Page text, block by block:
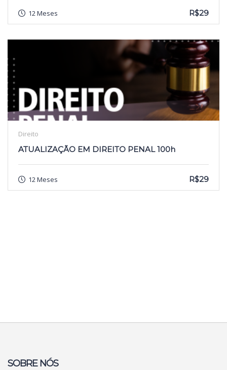
12 Meses R$29
Direito
ATUALIZAÇÃO EM DIREITO PENAL 100h
12 Meses R$29
SOBRE NÓS